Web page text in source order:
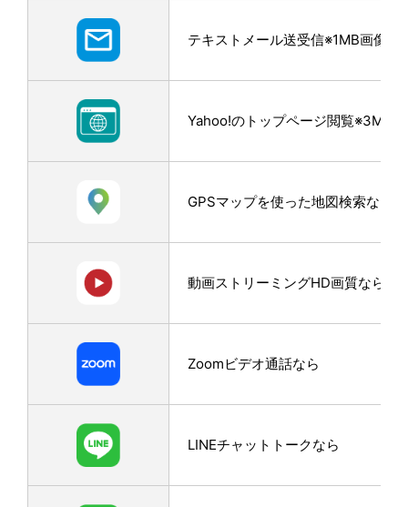
テキストメール送受信※1MB画像添
Yahoo!のトップページ閲覧※3MB
GPSマップを使った地図検索なら
動画ストリーミングHD画質なら
Zoomビデオ通話なら
LINEチャットトークなら